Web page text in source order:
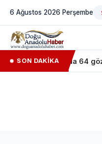
6 Ağustos 2026 Perşembe
SON DAKİKA64 gözaltı